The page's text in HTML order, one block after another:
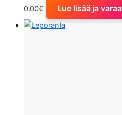
0.00€ Lue lisää ja varaa